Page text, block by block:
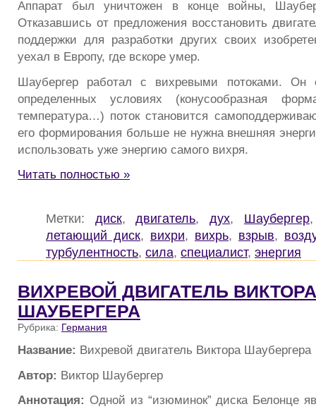
Аппарат был уничтожен в конце войны,
Отказавшись от предложения восстановить
поддержки для разработки других своих
уехал в Европу, где вскоре умер.
Шаубергер работал с вихревыми потоками. Он
определенных условиях (конусообразная
температура…) поток становится
его формирования больше не нужна внешняя
использовать уже энергию самого вихря.
Читать полностью »
Метки: диск,двигатель,дух, Шаубергер
летающий диск, вихри, вихрь, взрыв,
турбулентность, сила, специалист, энергия
ВИХРЕВОЙ ДВИГАТЕЛЬ ВИКТОРА
ШАУБЕРГЕРА
Рубрика: Германия
Название: Вихревой двигатель Виктора Шаубергера
Автор: Виктор Шаубергер
Аннотация: Одной из “изюминок” диска Белонце